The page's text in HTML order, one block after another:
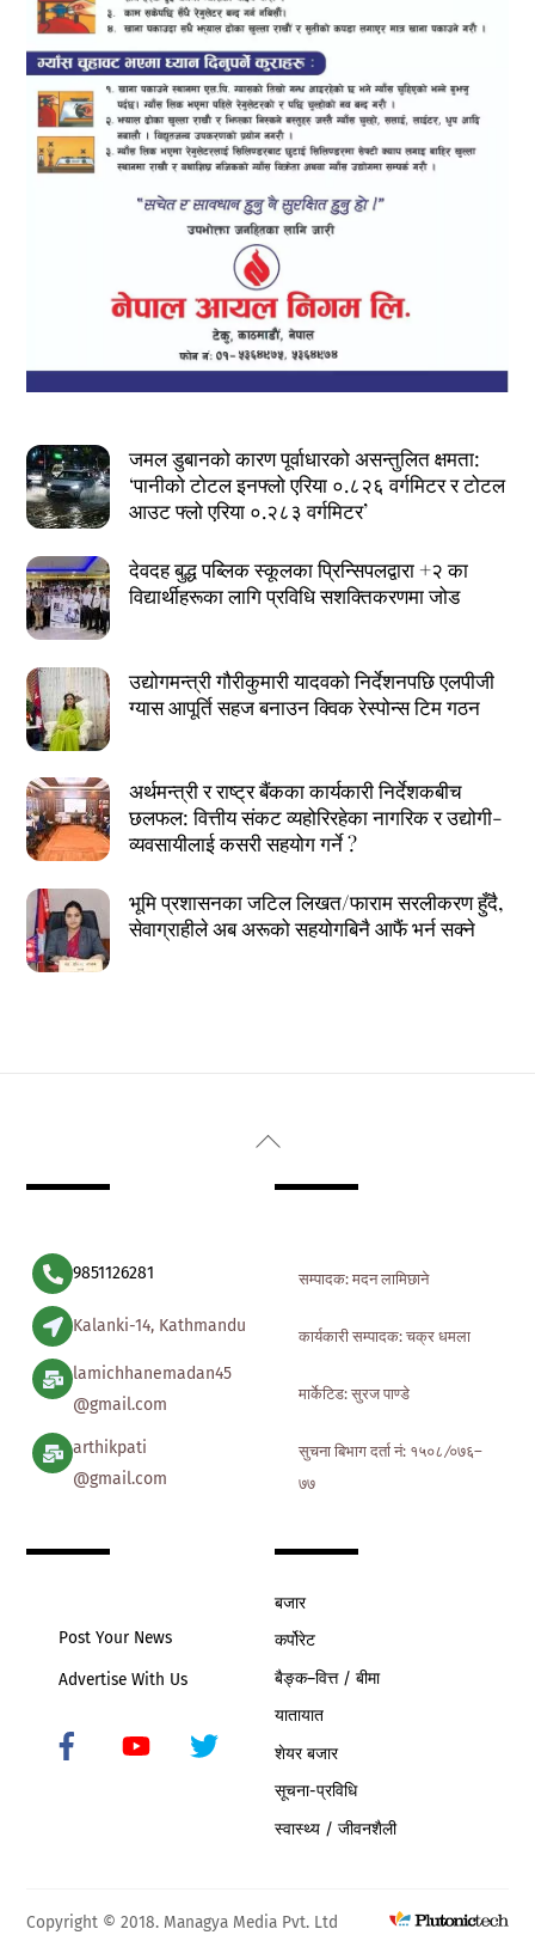
जमल डुबानको कारण पूर्वाधारको असन्तुलित क्षमता:
‘पानीको टोटल इनफ्लो एरिया ०.८२६ वर्गमिटर र टोटल
आउट फ्लो एरिया ०.२८३ वर्गमिटर’
देवदह बुद्ध पब्लिक स्कूलका प्रिन्सिपलद्वारा +२ का
विद्यार्थीहरूका लागि प्रविधि सशक्तिकरणमा जोड
उद्योगमन्त्री गौरीकुमारी यादवको निर्देशनपछि एलपीजी
ग्यास आपूर्ति सहज बनाउन क्विक रेस्पोन्स टिम गठन
अर्थमन्त्री र राष्ट्र बैंकका कार्यकारी निर्देशकबीच
छलफल: वित्तीय संकट व्यहोरिरहेका नागरिक र उद्योगी-
व्यवसायीलाई कसरी सहयोग गर्ने ?
भूमि प्रशासनका जटिल लिखत/फाराम सरलीकरण हुँदै,
सेवाग्राहीले अब अरूको सहयोगबिनै आफैं भर्न सक्ने
Back
9851126281
Kalanki-14, Kathmandu
lamichhanemadan45
@gmail.com
arthikpati
@gmail.com
सम्पादक: मदन लामिछाने
कार्यकारी सम्पादक: चक्र धमला
मार्केटिड: सुरज पाण्डे
सुचना बिभाग दर्ता नं: १५०८ ∕०७६–
७७
Post Your News
Advertise With Us
Icon
बजार
कर्पोरेट
बैङ्क–वित्त / बीमा
यातायात
शेयर बजार
सूचना-प्रविधि
स्वास्थ्य / जीवनशैली
Copyright © 2018. Managya Media Pvt. Ltd